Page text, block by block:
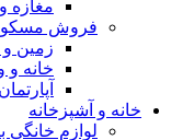
مغازه
فروش
زمین و
خانه و
آپارتمان
خانه و آشپزخانه
لوازم خانگی